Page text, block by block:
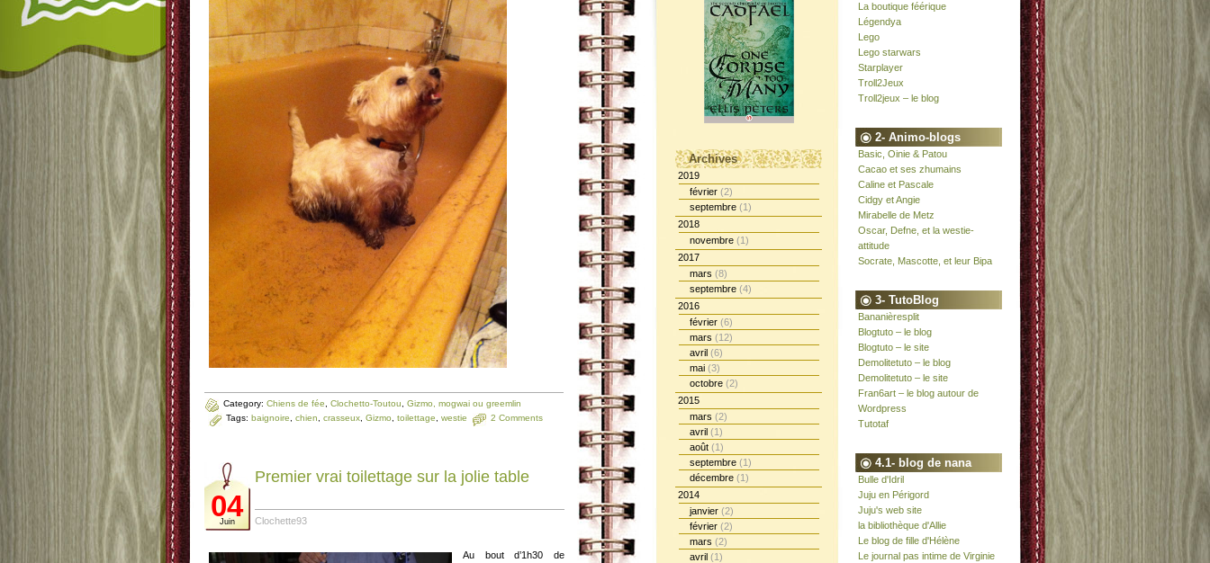
Category: Chiens de fée Clochetto-Toutou
Gizmo, mogwai ou greemlin
Tags: baignoire chien crasseux Gizmo toilettage westie 2 Comments
04
Juin
Premier vrai toilettage sur la jolie table
Clochette93
Au bout d’1h30 de
Archives
2019
février (2)
septembre (1)
2018
novembre (1)
2017
mars (8)
septembre (4)
2016
février (6)
mars (12)
avril (6)
mai (3)
octobre (2)
2015
mars (2)
avril (1)
août (1)
septembre (1)
décembre (1)
2014
janvier (2)
février (2)
mars (2)
avril (1)
La boutique féérique
Légendya
Lego
Lego starwars
Starplayer
Troll2Jeux
Troll2jeux – le blog
2- Animo-blogs
Basic, Oinie & Patou
Cacao et ses zhumains
Caline et Pascale
Cidgy et Angie
Mirabelle de Metz
Oscar, Defne, et la westie-
attitude
Socrate, Mascotte, et leur Bipa
3- TutoBlog
Bananièresplit
Blogtuto – le blog
Blogtuto – le site
Demolitetuto – le blog
Demolitetuto – le site
Fran6art – le blog autour de
Wordpress
Tutotaf
4.1- blog de nana
Bulle d'Idril
Juju en Périgord
Juju's web site
la bibliothèque d'Allie
Le blog de fille d'Hélène
Le journal pas intime de Virginie